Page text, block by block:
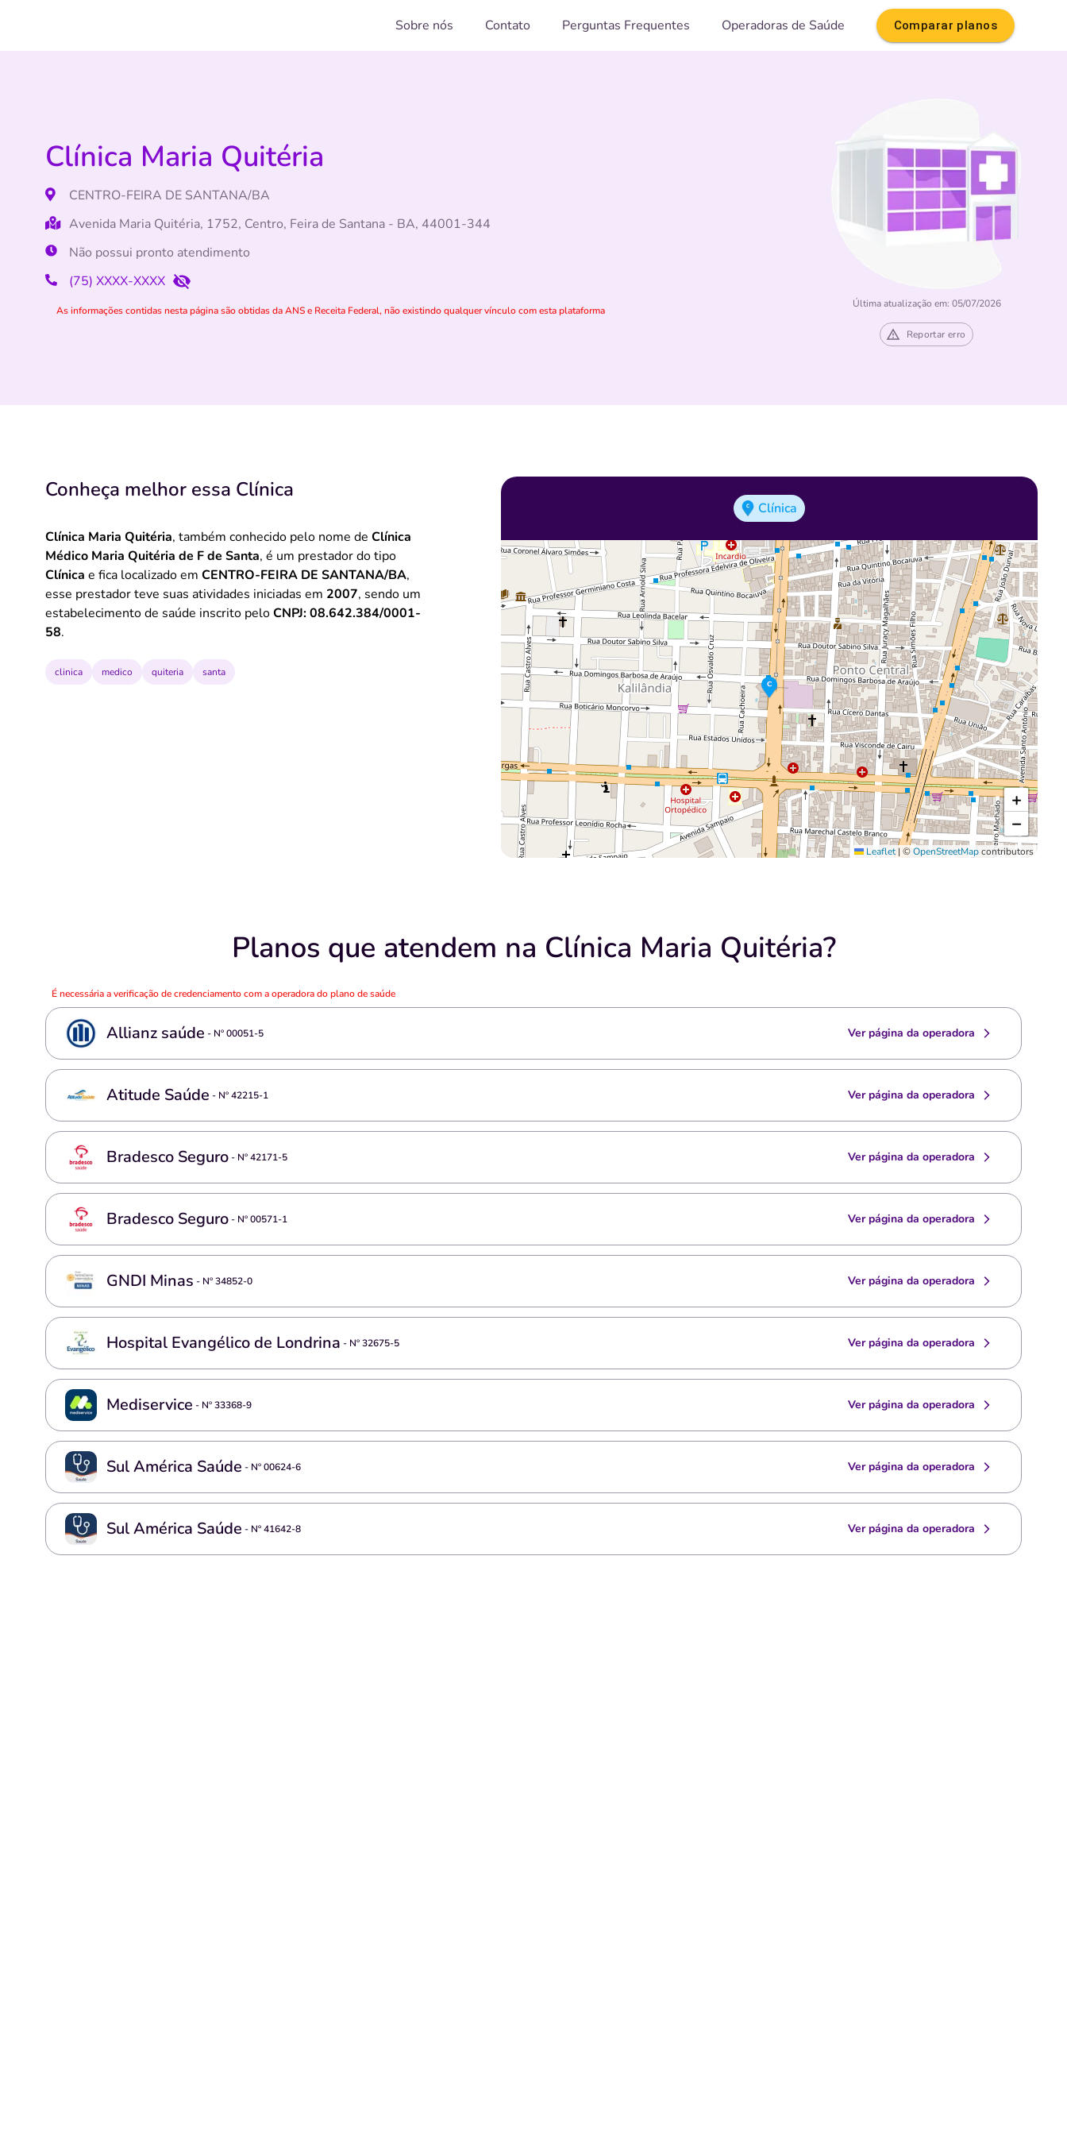
Sobre nós Contato Perguntas Frequentes Operadoras de Saúde Comparar planos
Última atualização em: 05/07/2026
Reportar erro
Clínica Maria Quitéria
CENTRO-FEIRA DE SANTANA/BA
Avenida Maria Quitéria, 1752, Centro, Feira de Santana - BA, 44001-344
Não possui pronto atendimento
(75) XXXX-XXXX
As informações contidas nesta página são obtidas da ANS e Receita Federal, não existindo qualquer vínculo com esta plataforma
Conheça melhor essa Clínica
Clínica Maria Quitéria, também conhecido pelo nome de Clínica
Médico Maria Quitéria de F de Santa, é um prestador do tipo
Clínica e fica localizado em CENTRO-FEIRA DE SANTANA/BA,
esse prestador teve suas atividades iniciadas em 2007, sendo um
estabelecimento de saúde inscrito peloCNPJ: 08.642.384/0001-
58.
clinica medico quiteria santa
Clínica
+
−
Leaflet | ©OpenStreetMapcontributors
Planos que atendem na Clínica Maria Quitéria?
É necessária a verificação de credenciamento com a operadora do plano de saúde
Allianz saúde - Nº00051-5 Ver página da operadora
Atitude Saúde - Nº42215-1 Ver página da operadora
Bradesco Seguro- Nº42171-5 Ver página da operadora
Bradesco Seguro- Nº00571-1 Ver página da operadora
GNDI Minas - Nº34852-0 Ver página da operadora
Hospital Evangélico de Londrina - Nº32675-5 Ver página da operadora
Mediservice - Nº33368-9 Ver página da operadora
Sul América Saúde - Nº00624-6 Ver página da operadora
Sul América Saúde - Nº41642-8 Ver página da operadora